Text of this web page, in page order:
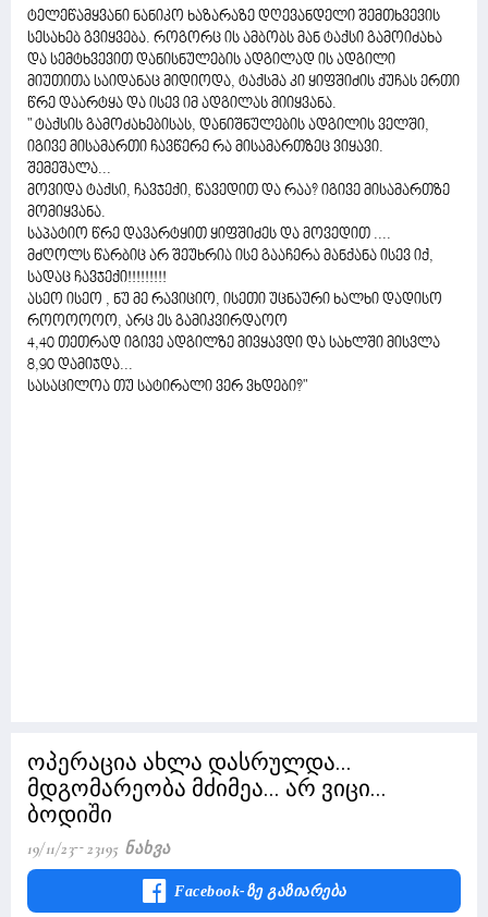
ტელეწამყვანი ნანიკო ხაზარაზე დღევანდელი შემთხვევის
სესახებ გვიყვება. როგორც ის ამბობს მან ტაქსი გამოიძახა
და სემტხვევით დანისნულების ადგილად ის ადგილი
მიუთითა საიდანაც მიდიოდა, ტაქსმა კი ყიფშიძის ქუჩას ერთი
წრე დაარტყა და ისევ იმ ადგილას მიიყვანა.
" ტაქსის გამოძახებისას, დანიშნულების ადგილის ველში,
იგივე მისამართი ჩავწერე რა მისამართზეც ვიყავი.
შემეშალა...
მოვიდა ტაქსი, ჩავჯექი, წავედით და რაა? იგივე მისამართზე
მომიყვანა.
საპატიო წრე დავარტყით ყიფშიძეს და მოვედით ....
მძღოლს წარბიც არ შეუხრია ისე გააჩერა მანქანა ისევ იქ,
სადაც ჩავჯექი!!!!!!!!!
ასეო ისეო , ნუ მე რავიციო, ისეთი უცნაური ხალხი დადისო
როოოოოო, არც ეს გამიკვირდაოო
4,40 თეთრად იგივე ადგილზე მივყავდი და სახლში მისვლა
8,90 დამიჯდა...
სასაცილოა თუ სატირალი ვერ ვხდები?"
ოპერაცია ახლა დასრულდა...
მდგომარეობა მძიმეა... არ ვიცი...
ბოდიში
19/11/23 23195 Ნახვა
Facebook-Ზე Გაზიარება